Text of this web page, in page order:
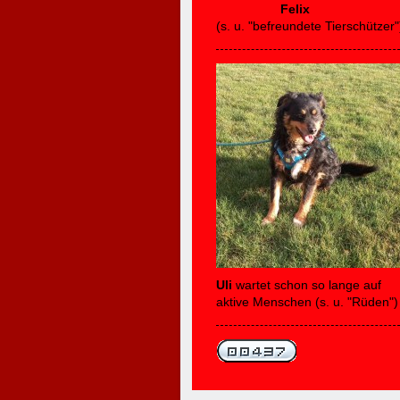
Felix
(s. u. "befreundete
Uli wartet schon so lange auf
aktive Menschen (s. u. "Rüden")